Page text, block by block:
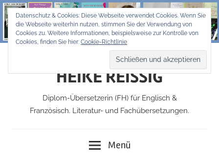
Zum
Inhalt
springen
HEIKE REISSIG
Diplom-Übersetzerin (FH) für Englisch &
Französisch. Literatur- und Fachübersetzungen.
Menü
Datenschutz & Cookies: Diese Webseite verwendet Cookies. Wenn Sie
die Webseite weiterhin nutzen, stimmen Sie der Verwendung von
Cookies zu. Weitere Informationen, beispielsweise zur Kontrolle von
Cookies, finden Sie hier: Cookie-Richtlinie